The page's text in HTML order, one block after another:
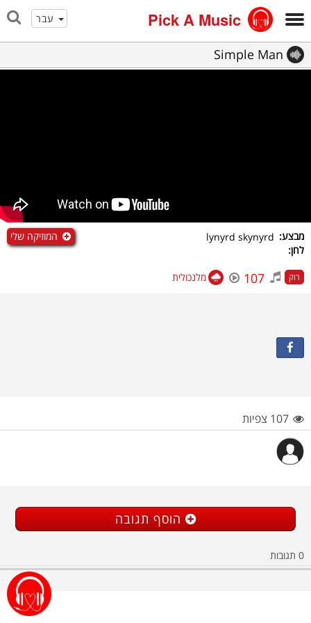
עבר Pick A Music
Simple Man
מבצע: lynyrd skynyrd
לחן:
המוזיקה שלי
רוק 107 מלנכולית
107 צפיות
הוסף תגובה
0 תגובות